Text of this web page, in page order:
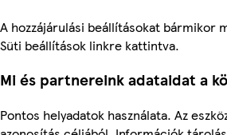
A hozzájárulási beállításokat bármikor
Süti beállítások linkre kattintva.
Mi és partnereink adataidat a
Pontos helyadatok használata. Az